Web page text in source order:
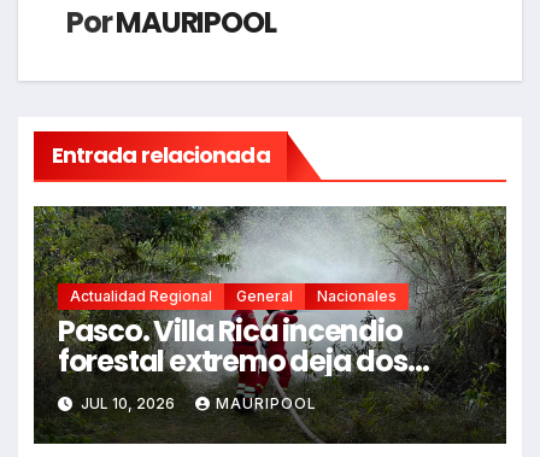
PorMAURIPOOL
Entrada relacionada
Actualidad Regional General Nacionales
Pasco. Villa Rica incendio
forestal extremo deja dos
fallecidos y heridos
JUL 10, 2026 MAURIPOOL